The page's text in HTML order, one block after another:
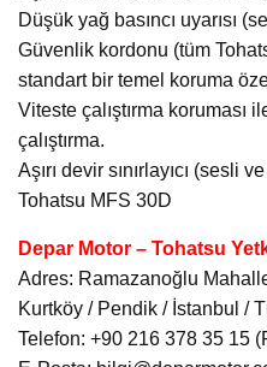
Düşük yağ basıncı uyarısı
Güvenlik kordonu (tüm
standart bir temel koruma
Viteste çalıştırma koruması
çalıştırma.
Aşırı devir sınırlayıcı (sesli
Tohatsu MFS 30D
Depar Motor – Tohatsu
Adres: Ramazanoğlu
Kurtköy / Pendik / İstanbul /
Telefon: +90 216 378 35 15